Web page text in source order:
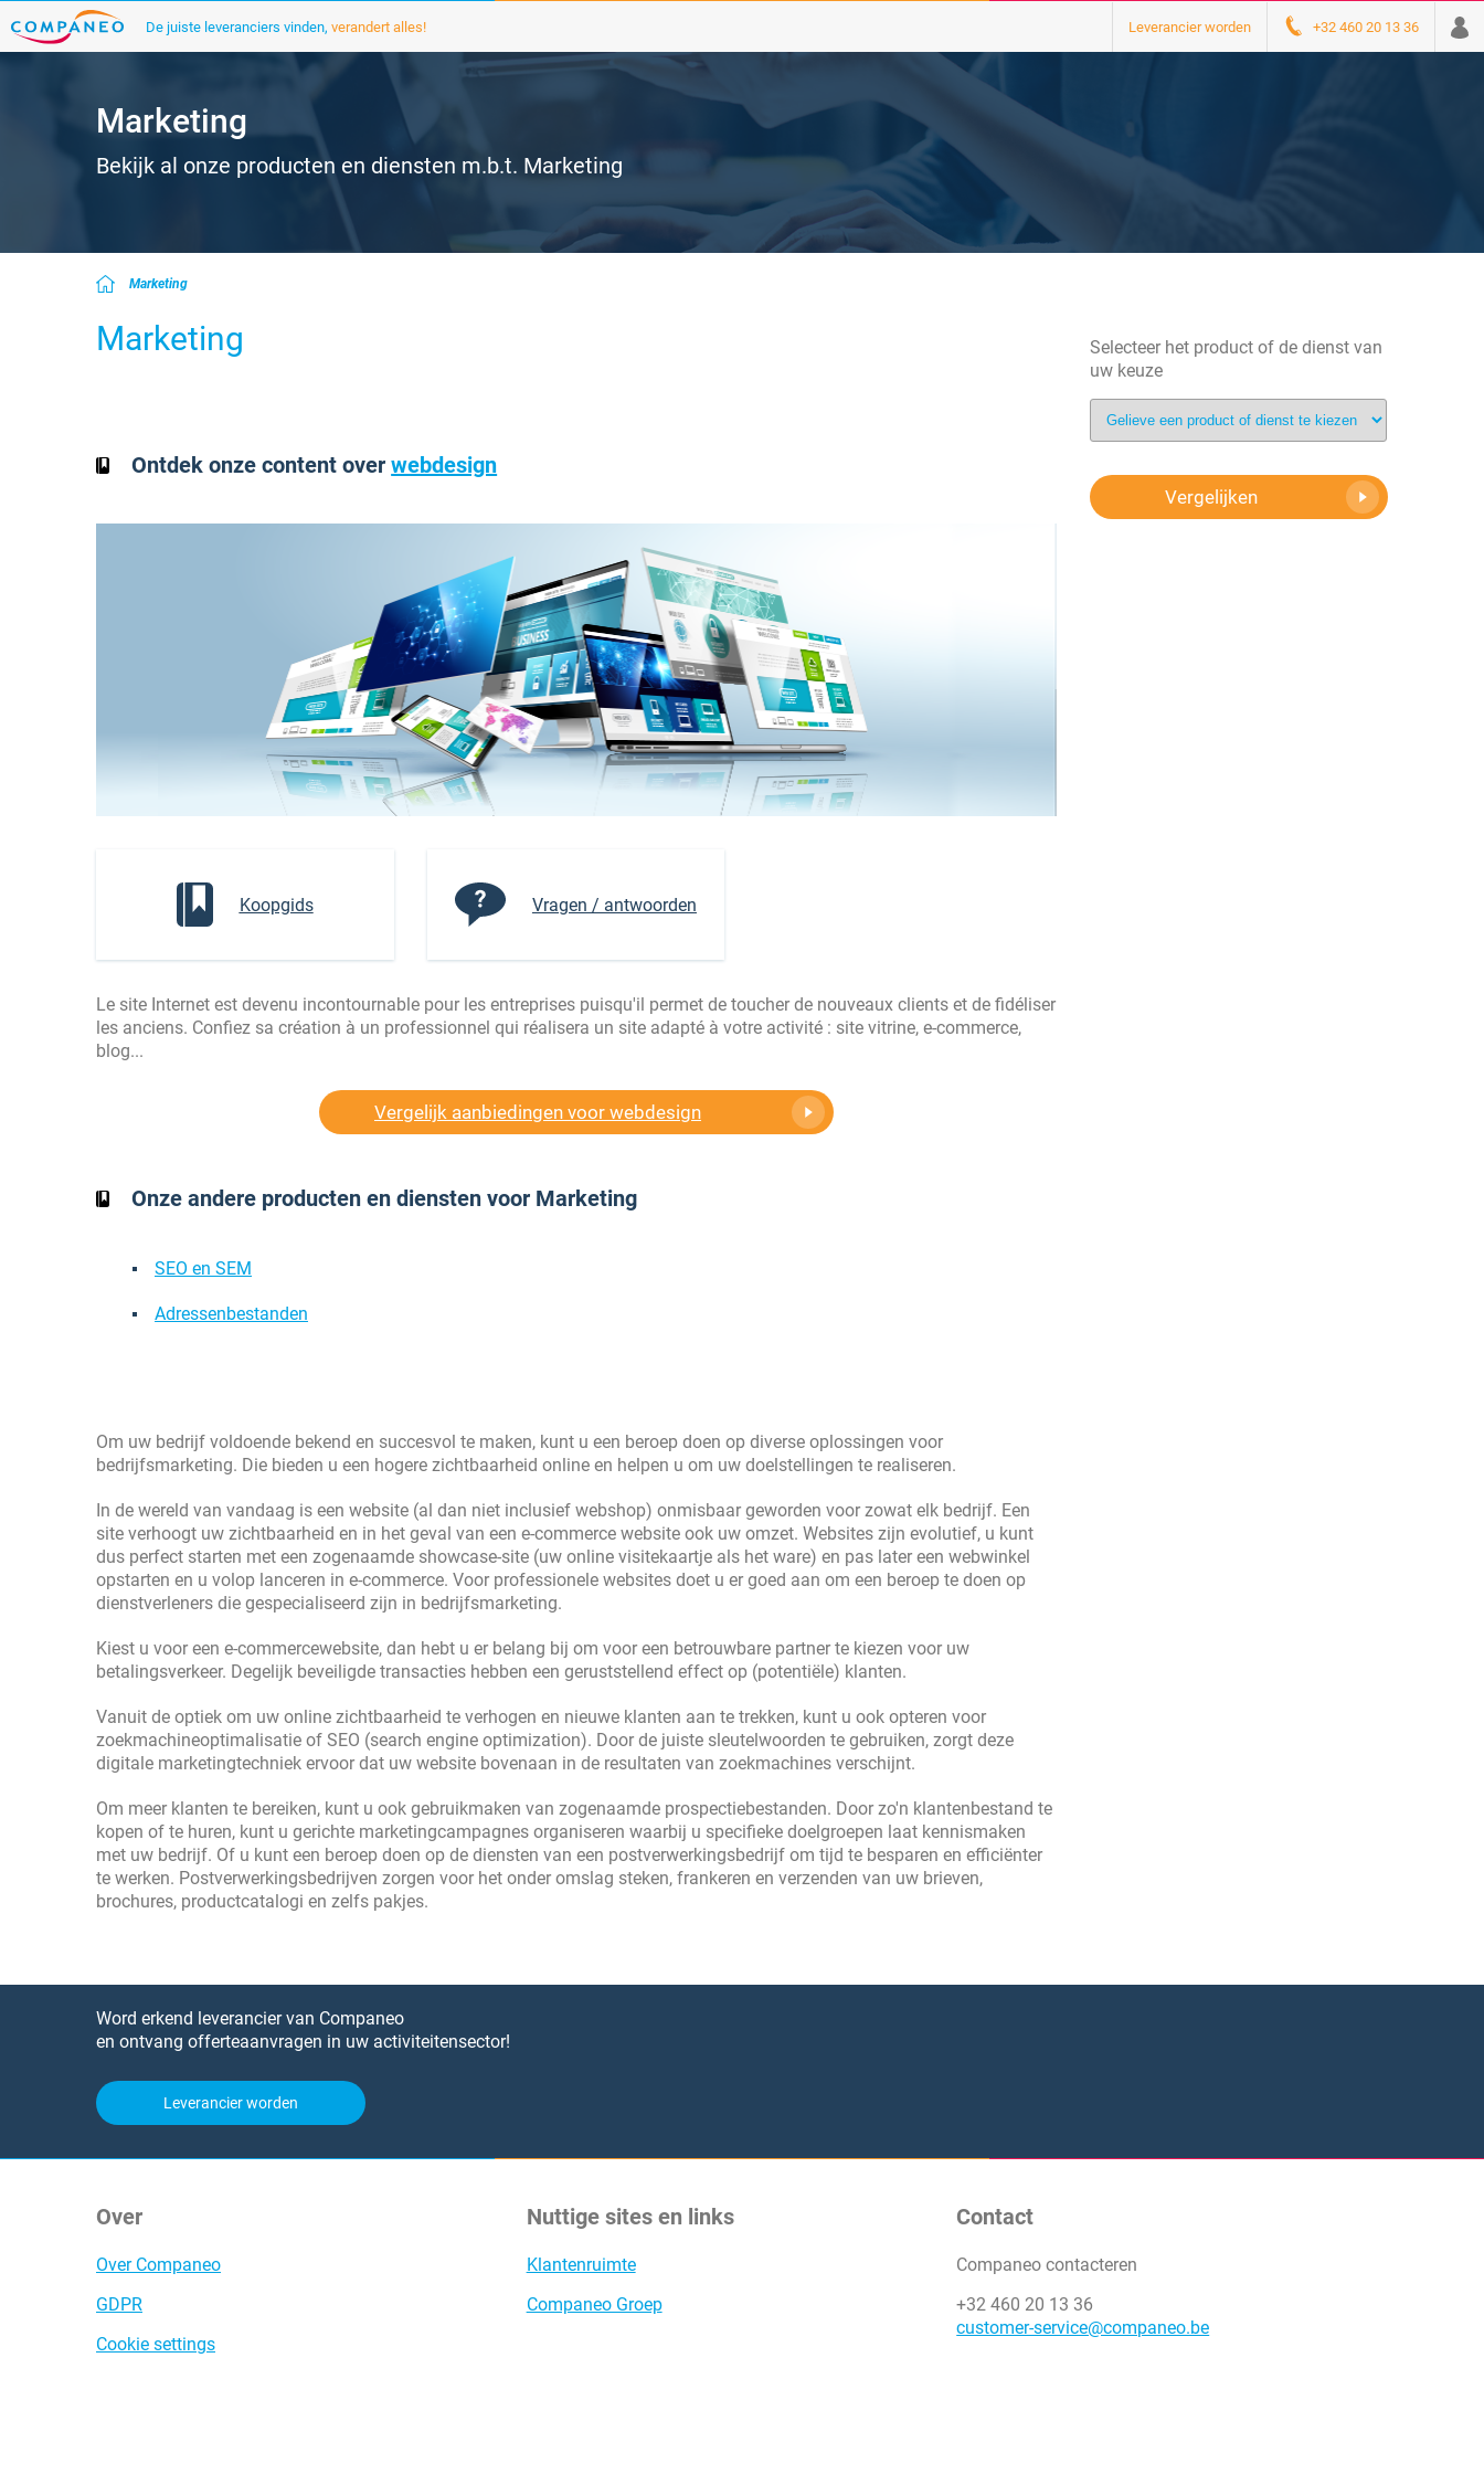
De juiste leveranciers vinden, verandert alles! Leverancier worden +32 460 20 13 36
Marketing
Bekijk al onze producten en diensten m.b.t. Marketing
Marketing
Marketing
Ontdek onze content overwebdesign
Koopgids Vragen / antwoorden
Le site Internet est devenu incontournable pour les entreprises puisqu'il permet de toucher de nouveaux clients et de fidéliser
les anciens. Confiez sa création à un professionnel qui réalisera un site adapté à votre activité : site vitrine, e-commerce,
blog...
Vergelijk aanbiedingen voor webdesign
Onze andere producten en diensten voor Marketing
SEO en SEM
Adressenbestanden
Om uw bedrijf voldoende bekend en succesvol te maken, kunt u een beroep doen op diverse oplossingen voor
bedrijfsmarketing. Die bieden u een hogere zichtbaarheid online en helpen u om uw doelstellingen te realiseren.
In de wereld van vandaag is een website (al dan niet inclusief webshop) onmisbaar geworden voor zowat elk bedrijf. Een
site verhoogt uw zichtbaarheid en in het geval van een e-commerce website ook uw omzet. Websites zijn evolutief, u kunt
dus perfect starten met een zogenaamde showcase-site (uw online visitekaartje als het ware) en pas later een webwinkel
opstarten en u volop lanceren in e-commerce. Voor professionele websites doet u er goed aan om een beroep te doen op
dienstverleners die gespecialiseerd zijn in bedrijfsmarketing.
Kiest u voor een e-commercewebsite, dan hebt u er belang bij om voor een betrouwbare partner te kiezen voor uw
betalingsverkeer. Degelijk beveiligde transacties hebben een geruststellend effect op (potentiële) klanten.
Vanuit de optiek om uw online zichtbaarheid te verhogen en nieuwe klanten aan te trekken, kunt u ook opteren voor
zoekmachineoptimalisatie of SEO (search engine optimization). Door de juiste sleutelwoorden te gebruiken, zorgt deze
digitale marketingtechniek ervoor dat uw website bovenaan in de resultaten van zoekmachines verschijnt.
Om meer klanten te bereiken, kunt u ook gebruikmaken van zogenaamde prospectiebestanden. Door zo'n klantenbestand te
kopen of te huren, kunt u gerichte marketingcampagnes organiseren waarbij u specifieke doelgroepen laat kennismaken
met uw bedrijf. Of u kunt een beroep doen op de diensten van een postverwerkingsbedrijf om tijd te besparen en efficiënter
te werken. Postverwerkingsbedrijven zorgen voor het onder omslag steken, frankeren en verzenden van uw brieven,
brochures, productcatalogi en zelfs pakjes.
Selecteer het product of de dienst van
uw keuze
Vergelijken
Word erkend leverancier van Companeo
en ontvang offerteaanvragen in uw activiteitensector!
Leverancier worden
Over
Over Companeo
GDPR
Cookie settings
Nuttige sites en links
Klantenruimte
Companeo Groep
Contact
Companeo contacteren
+32 460 20 13 36
customer-service@companeo.be